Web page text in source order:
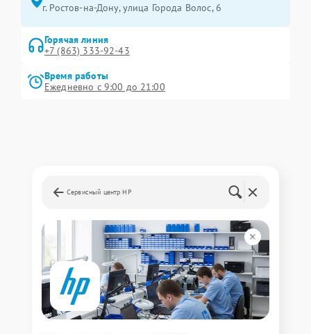
г. Ростов-на-Дону, улица Города Волос, 6
Горячая линия
+7 (863) 333-92-43
Время работы
Ежедневно с 9:00 до 21:00
Сервисный центр HP